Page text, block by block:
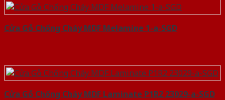
Cửa Gỗ Chống Cháy MDF Melamine 1-a-SGD
Cửa Gỗ Chống Cháy MDF Laminate P1R2 23029-a-SGD